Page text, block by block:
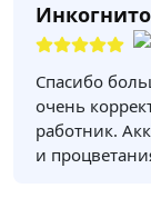
Спасибо
очень
работник.
и